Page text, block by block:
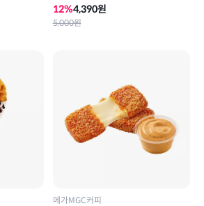
12%4,390원
5,000원
메가MGC커피